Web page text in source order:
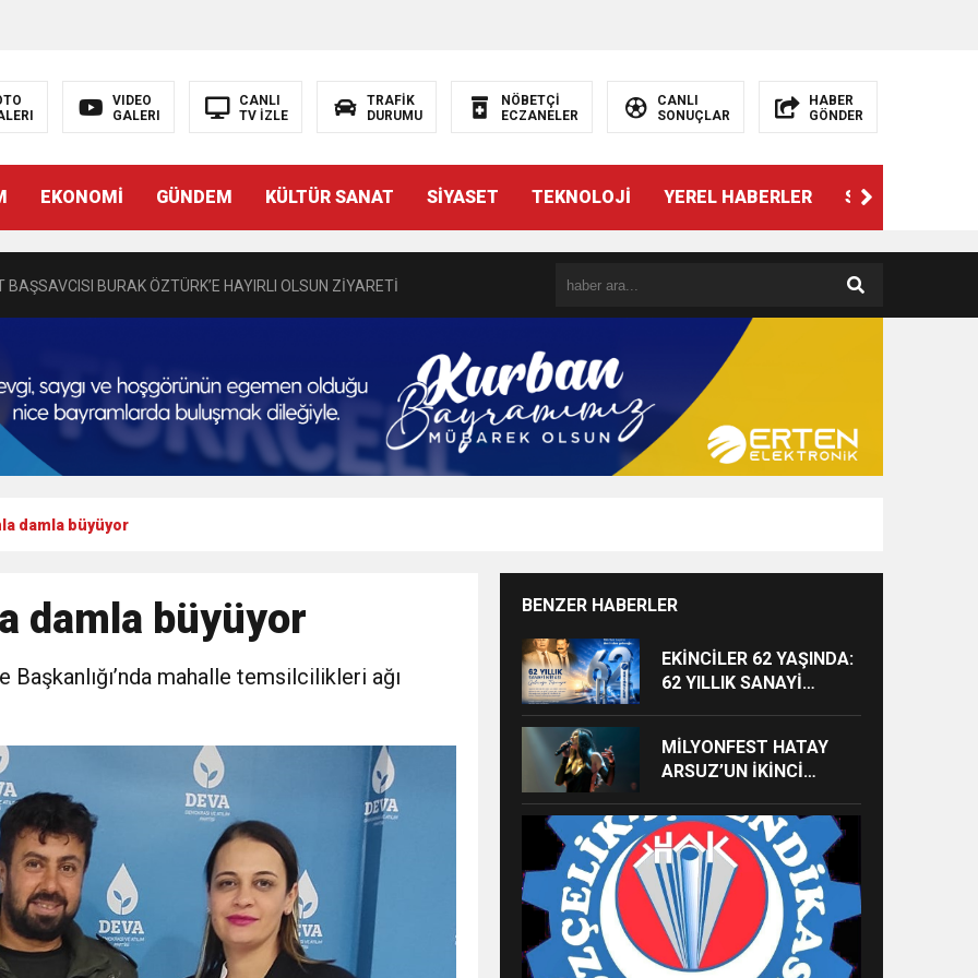
VIDEO
GALERI
CANLI
TV İZLE
TRAFİK
DURUMU
NÖBETÇİ
ECZANELER
CANLI
SONUÇLAR
HABER
GÖNDER
EKONOMİ GÜNDEM KÜLTÜR SANAT SİYASET TEKNOLOJİ YEREL HABERLER SPOR
BAŞSAVCISI BURAK ÖZTÜRK’E HAYIRLI OLSUN ZİYARETİ
PERDE ARKASI: GÖRÜNENDEN DAHA FAZLASI MI VAR?
Törenle Hizmete Açıldı
CUMHURİYET BAYRAMI MESAJI
DUYURUSU
EMRAH KARAÇAY’A SEVGİ SELİ
GÖNÜLLERE DOKUNAN ZİYARET
damla büyüyor
damla büyüyor
mahalle temsilcilikleri ağı
BENZER HABERLER
EKİNCİLER 62 YAŞINDA:
62 YILLIK SANAYİ
MİLYONFEST HATAY
ARSUZ’UN İKİNCİ
ÇAPANOĞLU SAHNE
ALACAK